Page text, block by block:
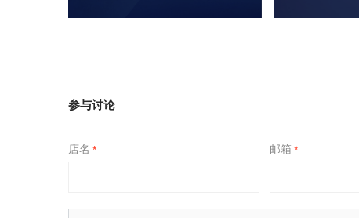
参与讨论
店名 * 邮箱 *